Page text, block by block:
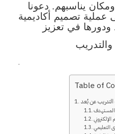
يناسبهم. دعونا
تصميم أكاديمية
ودورها في تعزيز
.
Table of